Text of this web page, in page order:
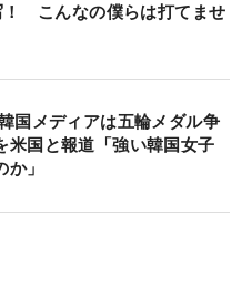
！ こんなの僕らは打てませ
国メディアは五輪メダル争
米国と報道「強い韓国女子
」